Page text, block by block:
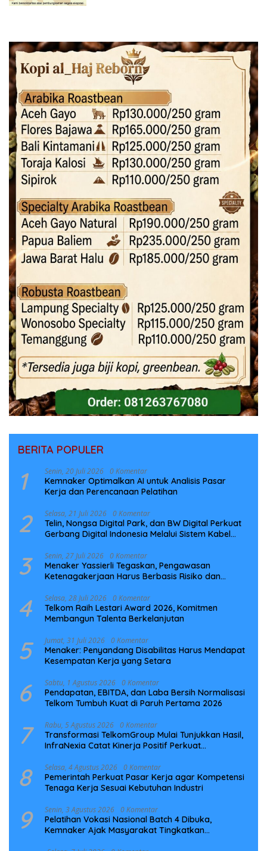
BERITA POPULER
1 Senin, 20 Juli 2026 0 Komentar
Kemnaker Optimalkan AI untuk Analisis Pasar
Kerja dan Perencanaan Pelatihan
2 Selasa, 21 Juli 2026 0 Komentar
Telin, Nongsa Digital Park, dan BW Digital Perkuat
Gerbang Digital Indonesia Melalui Sistem Kabel
3 Senin, 27 Juli 2026 0 Komentar
Menaker Yassierli Tegaskan, Pengawasan
Ketenagakerjaan Harus Berbasis Risiko dan
4 Selasa, 28 Juli 2026 0 Komentar
Telkom Raih Lestari Award 2026, Komitmen
Membangun Talenta Berkelanjutan
5 Jumat, 31 Juli 2026 0 Komentar
Menaker: Penyandang Disabilitas Harus Mendapat
Kesempatan Kerja yang Setara
6 Sabtu, 1 Agustus 2026 0 Komentar
Pendapatan, EBITDA, dan Laba Bersih Normalisasi
Telkom Tumbuh Kuat di Paruh Pertama 2026
7 Rabu, 5 Agustus 2026 0 Komentar
Transformasi TelkomGroup Mulai Tunjukkan Hasil,
InfraNexia Catat Kinerja Positif Perkuat
8 Selasa, 4 Agustus 2026 0 Komentar
Pemerintah Perkuat Pasar Kerja agar Kompetensi
Tenaga Kerja Sesuai Kebutuhan Industri
9 Senin, 3 Agustus 2026 0 Komentar
Pelatihan Vokasi Nasional Batch 4 Dibuka,
Kemnaker Ajak Masyarakat Tingkatkan